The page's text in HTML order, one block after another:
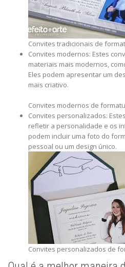
Convites tradicionais de
Convites modernos: Estes
materiais mais modernos,
Eles podem apresentar um
mais criativo.
Convites modernos de
Convites personalizados:
refletir a personalidade e os
podem incluir uma foto do
pessoal ou um design único.
Convites personalizados de